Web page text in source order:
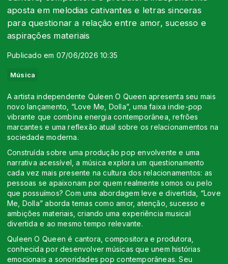
aposta em melodias cativantes e letras sinceras
para questionar a relação entre amor, sucesso e
aspirações materiais
Publicado em 07/06/2026 10:35
Música
A artista independente Quleen O Queen apresenta seu mais
novo lançamento, “Love Me, Dolla”, uma faixa indie-pop
vibrante que combina energia contemporânea, refrões
marcantes e uma reflexão atual sobre os relacionamentos na
sociedade moderna.
Construída sobre uma produção pop envolvente e uma
narrativa acessível, a música explora um questionamento
cada vez mais presente na cultura dos relacionamentos: as
pessoas se apaixonam por quem realmente somos ou pelo
que possuímos? Com uma abordagem leve e divertida, “Love
Me, Dolla” aborda temas como amor, atenção, sucesso e
ambições materiais, criando uma experiência musical
divertida e ao mesmo tempo relevante.
Quleen O Queen é cantora, compositora e produtora,
conhecida por desenvolver músicas que unem histórias
emocionais a sonoridades pop contemporâneas. Seu